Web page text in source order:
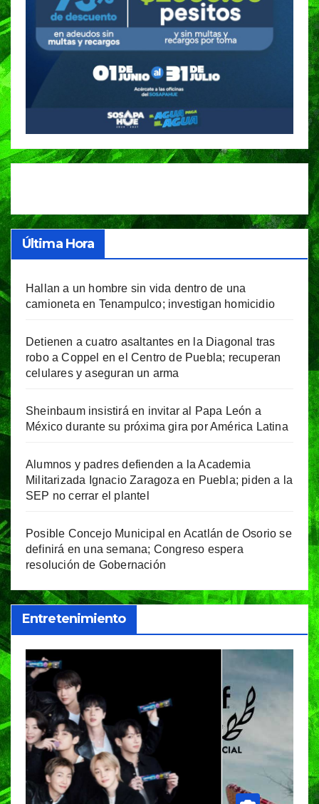
Última Hora
Hallan a un hombre sin vida dentro de una
camioneta en Tenampulco; investigan homicidio
Detienen a cuatro asaltantes en la Diagonal tras
robo a Coppel en el Centro de Puebla; recuperan
celulares y aseguran un arma
Sheinbaum insistirá en invitar al Papa León a
México durante su próxima gira por América Latina
Alumnos y padres defienden a la Academia
Militarizada Ignacio Zaragoza en Puebla; piden a la
SEP no cerrar el plantel
Posible Concejo Municipal en Acatlán de Osorio se
definirá en una semana; Congreso espera
resolución de Gobernación
Entretenimiento